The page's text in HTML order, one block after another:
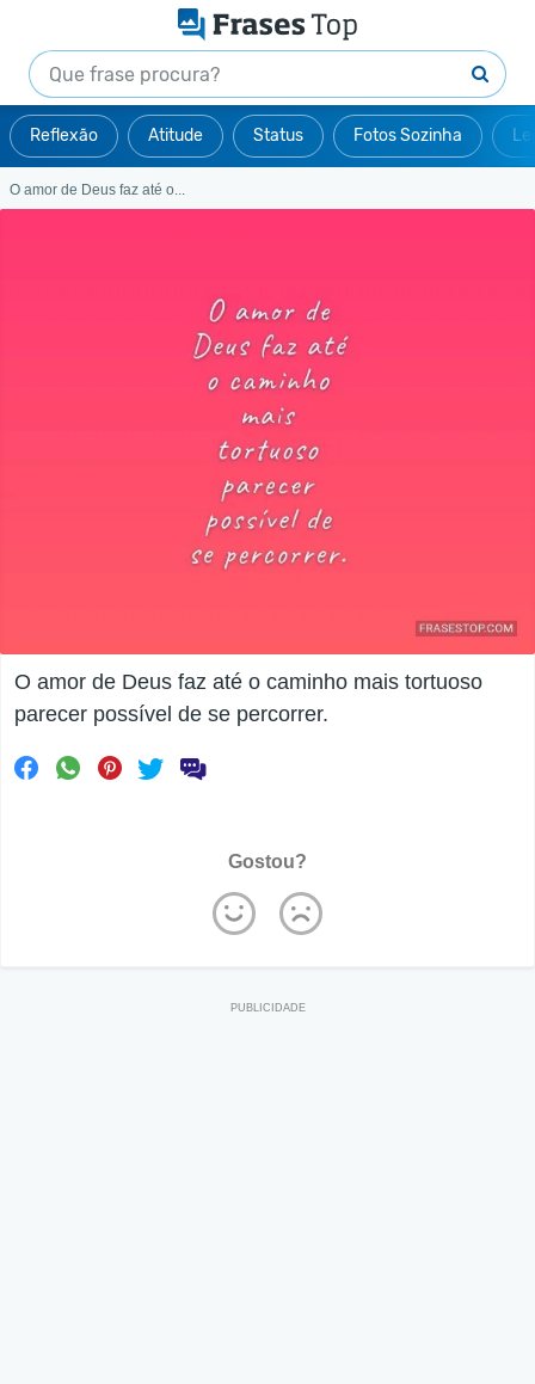
Reflexão Atitude Status Fotos Sozinha
O amor de Deus faz até o...
O amor de Deus faz até o caminho mais tortuoso
parecer possível de se percorrer.
Gostou?